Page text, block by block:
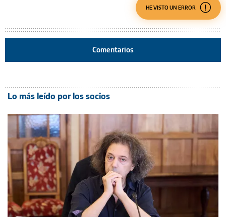
HE VISTO UN ERROR
Comentarios
Lo más leído por los socios